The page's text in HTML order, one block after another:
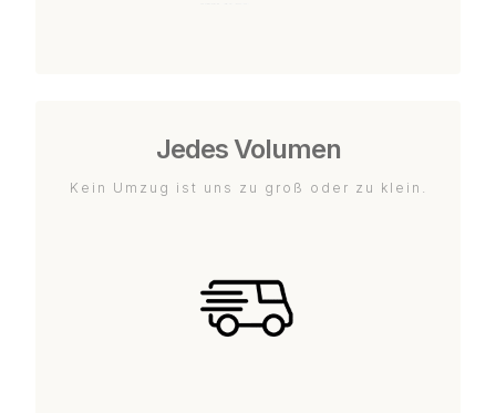
Jedes Volumen
Kein Umzug ist uns zu groß oder zu klein.